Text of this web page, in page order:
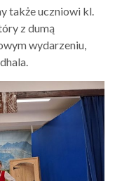
także uczniowi kl.
z dumą
wydarzeniu,